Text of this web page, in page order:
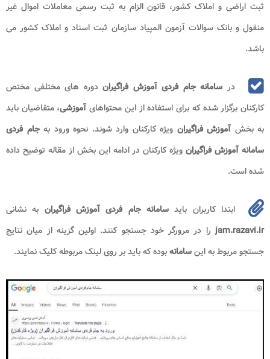
ثبت اراضی و املاک کشور، قانون الزام به ثبت رسمی معاملات اموال غیر
منقول و بانک سوالات آزمون المپیاد سازمان ثبت اسناد و املاک کشور می
باشد.
در سامانه جام فردی آموزش فراگیراندوره های مختلفی مختص
کارکنان برگزار شده که برای استفاده از این محتواهای آموزشی، متقاضیان باید
به بخش آموزش فراگیران ویژه کارکنان وارد شوند. نحوه ورود به جام فردی
سامانه آموزش فراگیرانویژه کارکنان در ادامه این بخش از مقاله توضیح داده
شده است.
ابتدا کاربران باید سامانه جام فردی آموزش فراگیران به نشانی
jam.razavi.irرا در مرورگر خود جستجو کنند. اولین گزینه از میان نتایج
جستجو مربوط به اینسامانهبوده که باید بر روی لینک مربوطه کلیک نمایند.